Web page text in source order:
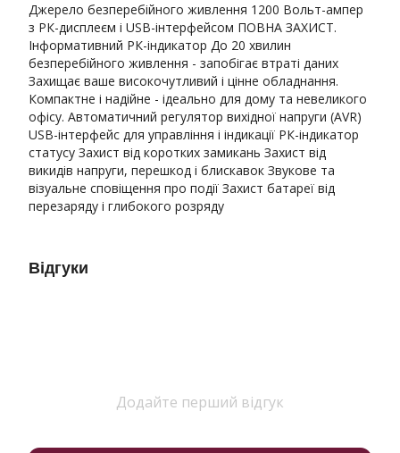
Джерело безперебійного живлення 1200 Вольт-ампер
з РК-дисплеєм і USB-інтерфейсом ПОВНА ЗАХИСТ.
Інформативний РК-індикатор До 20 хвилин
безперебійного живлення - запобігає втраті даних
Захищає ваше високочутливий і цінне обладнання.
Компактне і надійне - ідеально для дому та невеликого
офісу. Автоматичний регулятор вихідної напруги (AVR)
USB-інтерфейс для управління і індикації РК-індикатор
статусу Захист від коротких замикань Захист від
викидів напруги, перешкод і блискавок Звукове та
візуальне сповіщення про події Захист батареї від
перезаряду і глибокого розряду
Відгуки
Додайте перший відгук